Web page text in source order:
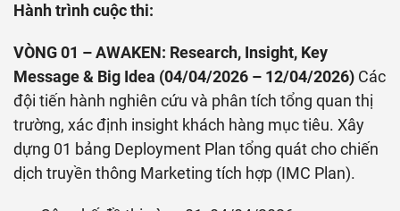
Hành trình cuộc thi:
VÒNG 01 – AWAKEN: Research, Insight, Key
Message & Big Idea (04/04/2026 – 12/04/2026) Các
đội tiến hành nghiên cứu và phân tích tổng quan thị
trường, xác định insight khách hàng mục tiêu. Xây
dựng 01 bảng Deployment Plan tổng quát cho chiến
dịch truyền thông Marketing tích hợp (IMC Plan).